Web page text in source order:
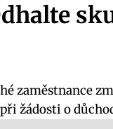
zaměstnance
žádosti o